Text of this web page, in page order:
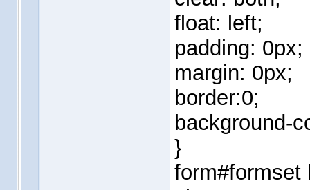
float: left;
padding: 0px;
margin: 0px;
border:0;
background-
}
form#formset